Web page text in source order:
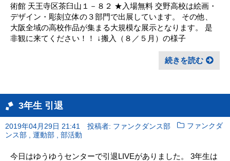
術館 天王寺区茶臼山１－８２ ★入場無料 交野高校は絵画・
デザイン・彫刻立体の３部門で出展しています。 その他、
大阪全域の高校作品が集まる大規模な展示となります。 是
非観に来てください！！ ↓搬入（８／５月）の様子
続きを読む
3年生 引退
2019年04月29日 21:41 投稿者: ファンクダンス部
ファンクダ
ンス部 , 運動部 , 部活動
今日はゆうゆうセンターで引退LIVEがありました。 3年生は